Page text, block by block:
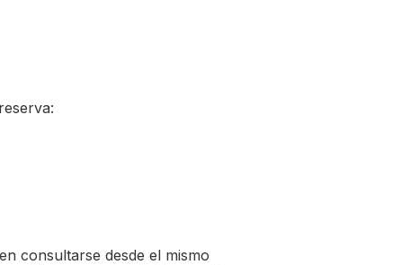
consultarse desde el mismo